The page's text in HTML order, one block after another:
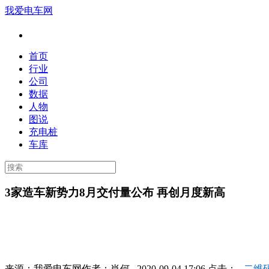
我爱电车网
首页
行业
公司
数据
人物
图说
充电桩
车库
3家造车新势力8月交付量公布 再创月度新高